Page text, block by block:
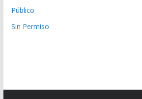
Público
Sin Permiso